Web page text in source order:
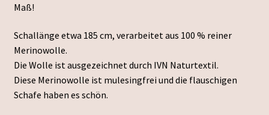
Maß!
Schallänge etwa 185 cm, verarbeitet aus 100 % reiner
Merinowolle.
Die Wolle ist ausgezeichnet durch IVN Naturtextil.
Diese Merinowolle ist mulesingfrei und die flauschigen
Schafe haben es schön.